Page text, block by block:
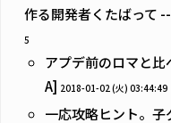
作る開発者くたばって
5
アプデ前のロマと
A] 2018-01-02 (火) 03:44:49
一応攻略ヒント。